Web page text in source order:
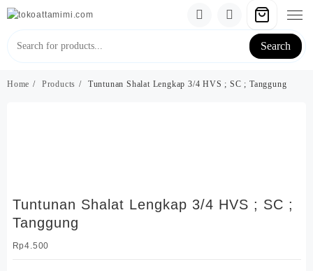
Skip
to
Search
Home Products Tuntunan Shalat Lengkap 3/4 HVS ; SC ; Tanggung
Tuntunan Shalat Lengkap 3/4 HVS ; SC ;
Tanggung
Rp4.500